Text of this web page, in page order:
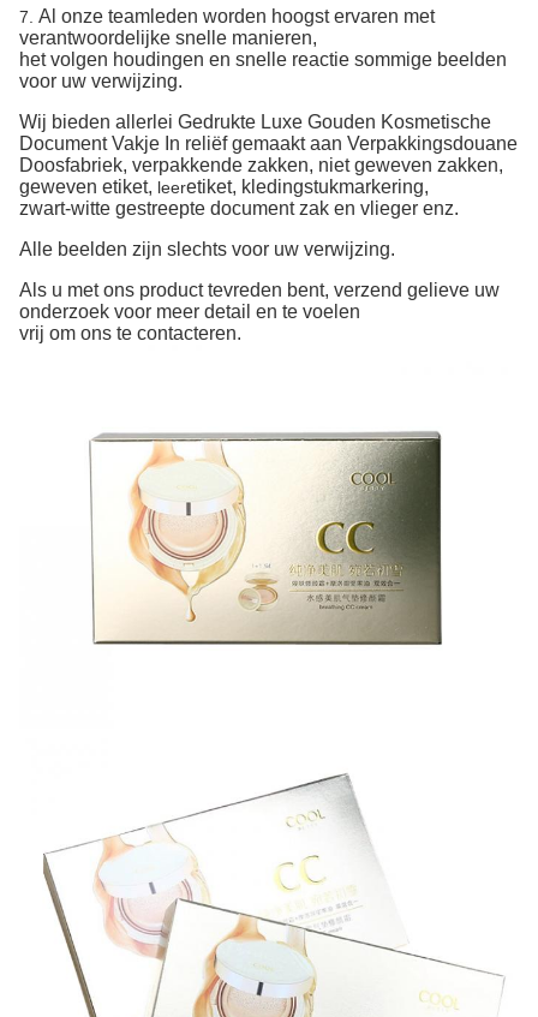
7. Al onze teamleden worden hoogst ervaren met
verantwoordelijke snelle manieren,
het volgen houdingen en snelle reactie sommige beelden
voor uw verwijzing.
Wij bieden allerlei Gedrukte Luxe Gouden Kosmetische
Document Vakje In reliëf gemaakt aan Verpakkingsdouane
Doosfabriek, verpakkende zakken, nietgeweven zakken,
geweven etiket, leeretiket, kledingstukmarkering,
zwart-witte gestreepte document zak en vlieger enz.
Alle beelden zijn slechts voor uw verwijzing.
Als u met ons product tevreden bent, verzend gelieve uw
onderzoek voor meer detail en te voelen
vrij om ons te contacteren.